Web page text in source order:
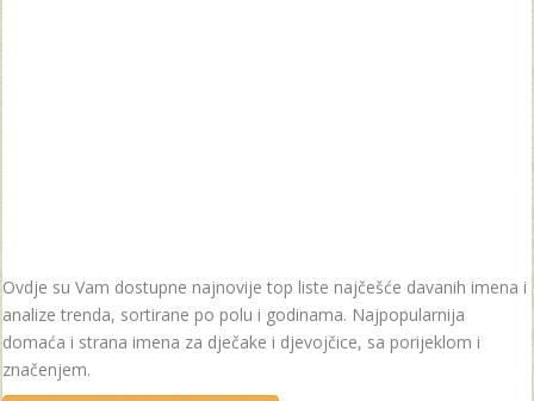
Ovdje su Vam dostupne najnovije top liste najčešće davanih imena i
analize trenda, sortirane po polu i godinama. Najpopularnija
domaća i strana imena za dječake i djevojčice, sa porijeklom i
značenjem.